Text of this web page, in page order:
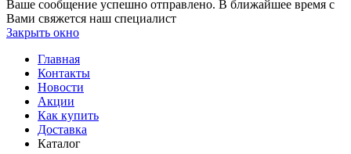
Ваше сообщение успешно отправлено. В ближайшее время с
Вами свяжется наш специалист
Закрыть окно
Главная
Контакты
Новости
Акции
Как купить
Доставка
Каталог